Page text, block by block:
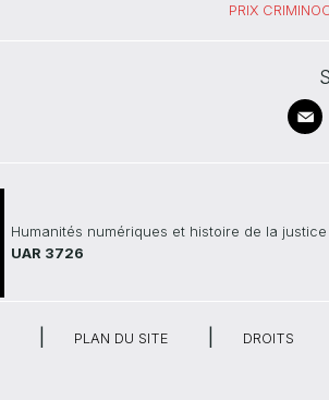
PRIX
Humanités numériques et histoire de la justice
UAR 3726
PLAN DU SITE DROITS